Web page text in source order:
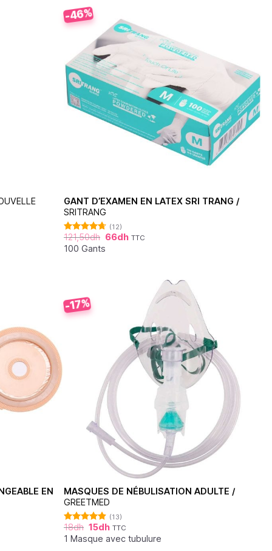
-46%
GANT D’EXAMEN EN LATEX SRI TRANG /
SRITRANG
Note4.67
sur 5
(12)
121,50dh 66dh TTC
100 Gants
EN
-17%
MASQUES DE NÉBULISATION ADULTE /
GREETMED
Note 4.85
sur 5
(13)
18dh 15dh TTC
1 Masque avec tubulure